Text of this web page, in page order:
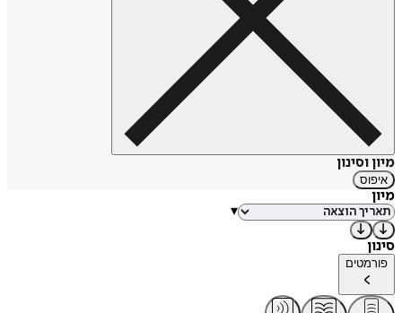
מיון וסינון
איפוס
מיון
▾
סינון
פורמטים